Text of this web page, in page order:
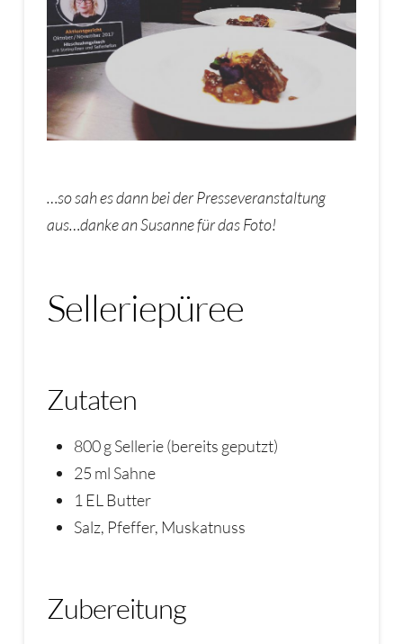
…so sah es dann bei der Presseveranstaltung
aus…danke an Susanne für das Foto!
Selleriepüree
Zutaten
800 g Sellerie (bereits geputzt)
25 ml Sahne
1 EL Butter
Salz, Pfeffer, Muskatnuss
Zubereitung